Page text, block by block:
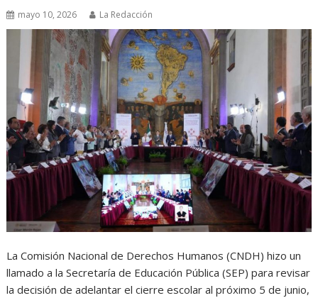
mayo 10, 2026 La Redacción
La Comisión Nacional de Derechos Humanos (CNDH) hizo un
llamado a la Secretaría de Educación Pública (SEP) para revisar
la decisión de adelantar el cierre escolar al próximo 5 de junio,